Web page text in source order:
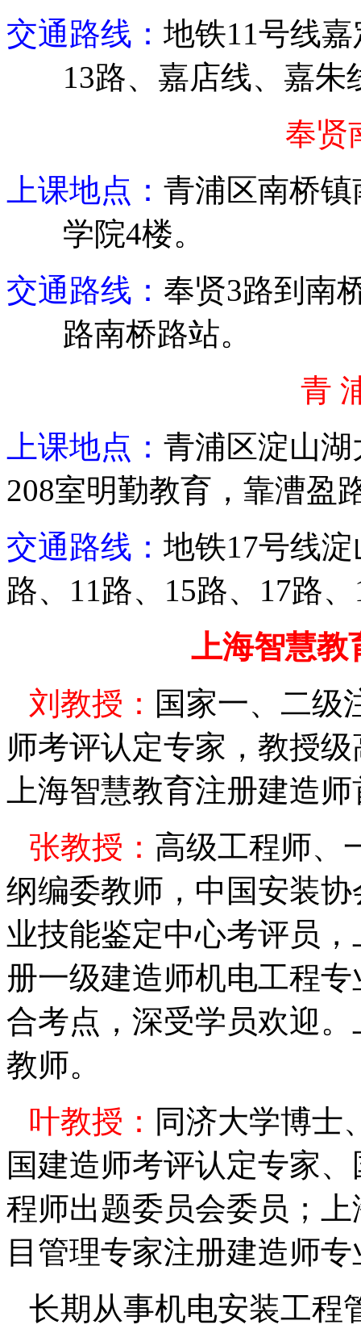
交通路线： 地铁11号线
13路、嘉店线、嘉朱
奉贤
上课地点： 青浦区南桥
学院4楼。
交通路线： 奉贤3路到 南
路南桥路站。
青
上课地点： 青浦区淀山湖
208室明勤教育，靠漕盈
交通路线： 地铁17号线
路、 11路、 15路、 17路、
上海智慧教
刘 教授： 国家一、二级
师考评认定专家，教授
上海智慧教育注册建造
张教授： 高级工程师、
纲编委教师，中国安装
业技能鉴定中心考评员
册一级建造师机电工程
合考点，深受学员欢迎
教师。
叶教授： 同济大学博士
国建造师考评认定专家
程师出题委员会委员；
目管理专家注册建造师
长期从事机电安装工程